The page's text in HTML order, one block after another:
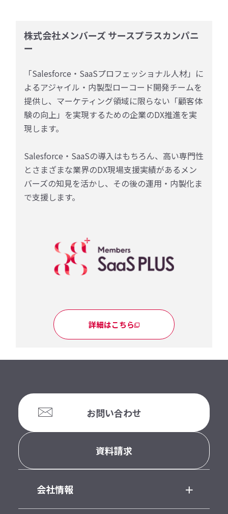
株式会社メンバーズ サースプラスカンパニ
ー
「Salesforce・SaaSプロフェッショナル人材」に
よるアジャイル・内製型ローコード開発チームを
提供し、マーケティング領域に限らない「顧客体
験の向上」を実現するための企業のDX推進を実
現します。
Salesforce・SaaSの導入はもちろん、高い専門性
とさまざまな業界のDX現場支援実績があるメン
バーズの知見を活かし、その後の運用・内製化ま
で支援します。
詳細はこちら
お問い合わせ
資料請求
会社情報